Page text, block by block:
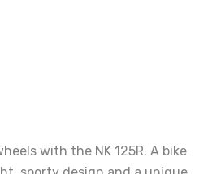
with the NK 125R. A bike